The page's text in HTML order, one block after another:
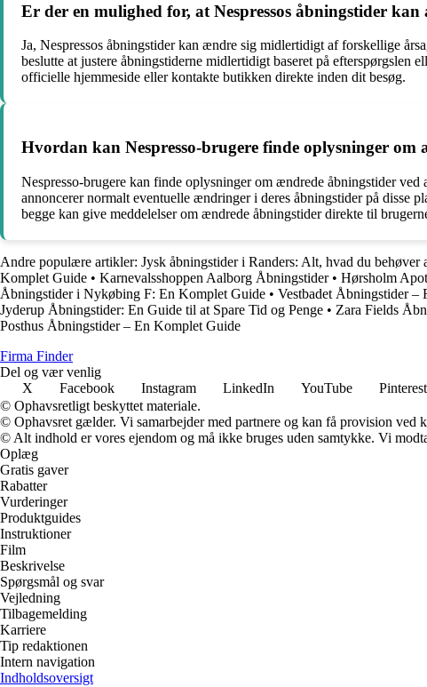
Er der en mulighed for, at Nespressos åbningstider
Ja, Nespressos åbningstider kan ændre sig midlertidigt af forskellige
beslutte at justere åbningstiderne midlertidigt baseret på efterspørgslen
officielle hjemmeside eller kontakte butikken direkte inden dit besøg.
Hvordan kan Nespresso-brugere finde oplysninger om
Nespresso-brugere kan finde oplysninger om ændrede åbningstider
annoncerer normalt eventuelle ændringer i deres åbningstider på disse
begge kan give meddelelser om ændrede åbningstider direkte til
Andre populære artikler: Jysk åbningstider i Randers: Alt, hvad du behøver
Komplet Guide • Karnevalsshoppen Aalborg Åbningstider• Hørsholm
Åbningstider i Nykøbing F: En Komplet Guide • Vestbadet Åbningstider –
Jyderup Åbningstider: En Guide til at Spare Tid og Penge • Zara Fields
Posthus Åbningstider – En Komplet Guide
Firma Finder
Del og vær venlig
X
Facebook Instagram LinkedIn YouTube Pinterest
© Ophavsretligt beskyttet materiale.
© Ophavsret gælder. Vi samarbejder med partnere og kan få provision ved
© Alt indhold er vores ejendom og må ikke bruges uden samtykke. Vi
Oplæg
Gratis gaver
Rabatter
Vurderinger
Produktguides
Instruktioner
Film
Beskrivelse
Spørgsmål og svar
Vejledning
Tilbagemelding
Karriere
Tip redaktionen
Intern navigation
Indholdsoversigt